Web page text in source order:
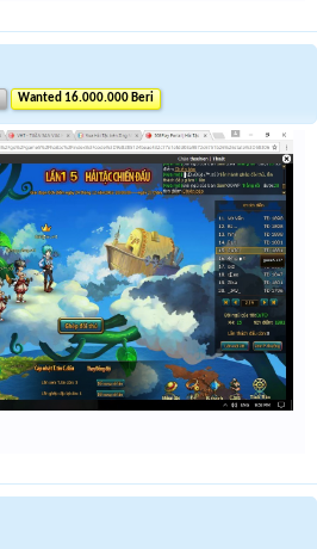
Wanted 16.000.000 Beri